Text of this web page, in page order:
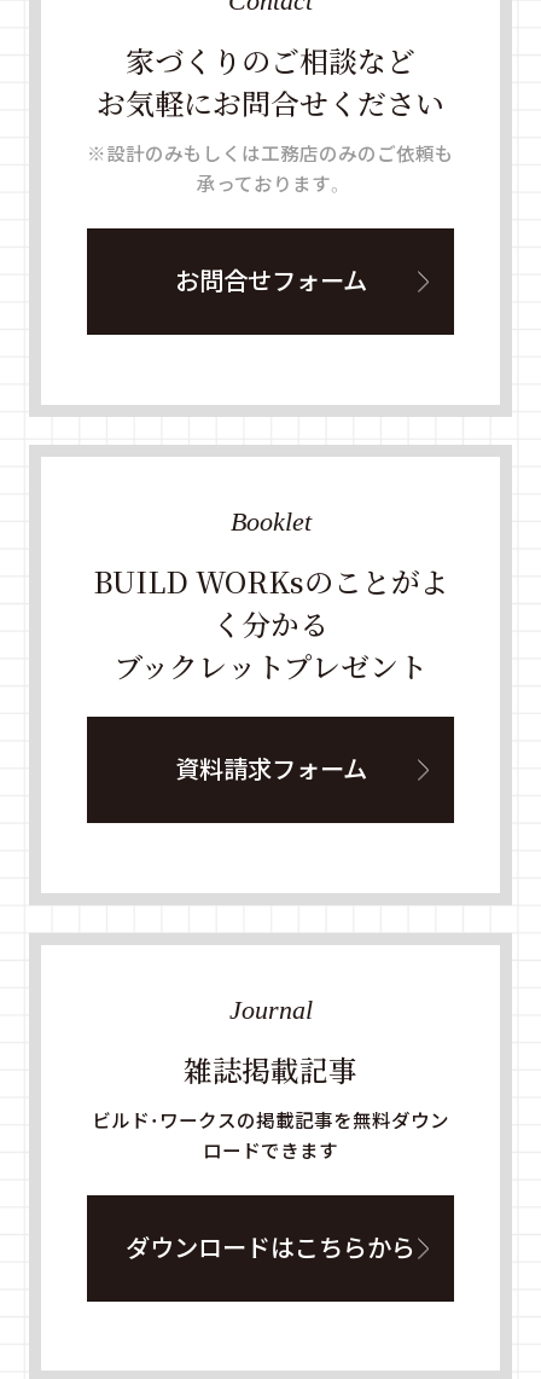
家づくりのご相談など
お気軽にお問合せください
※設計のみもしくは工務店のみのご依頼も
承っております。
お問合せフォーム
BUILD WORKsのことがよ
く分かる
ブックレットプレゼント
Booklet
資料請求フォーム
雑誌掲載記事
Journal
ビルド・ワークスの掲載記事を無料ダウン
ロードできます
ダウンロードはこちらから